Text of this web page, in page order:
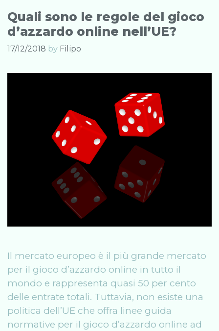
Europa
Quali sono le regole del gioco
d’azzardo online nell’UE?
17/12/2018 by Filipo
Il mercato europeo è il più grande mercato
per il gioco d’azzardo online in tutto il
mondo e rappresenta quasi 50 per cento
delle entrate totali. Tuttavia, non esiste una
politica dell’UE che offra linee guida
normative per il gioco d’azzardo online ad